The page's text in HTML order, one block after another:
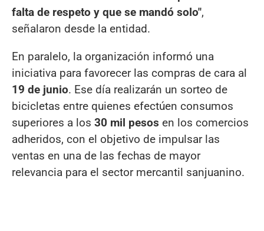
falta de respeto y que se mandó solo",
señalaron desde la entidad.
En paralelo, la organización informó una
iniciativa para favorecer las compras de cara al
19 de junio. Ese día realizarán un sorteo de
bicicletas entre quienes efectúen consumos
superiores a los 30 mil pesos en los comercios
adheridos, con el objetivo de impulsar las
ventas en una de las fechas de mayor
relevancia para el sector mercantil sanjuanino.